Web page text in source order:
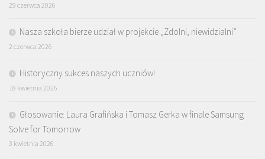
29 czerwca 2026
Nasza szkoła bierze udział w projekcie „Zdolni, niewidzialni”
2 czerwca 2026
Historyczny sukces naszych uczniów!
18 kwietnia 2026
Głosowanie: Laura Grafińska i Tomasz Gerka w finale Samsung
Solve for Tomorrow
3 kwietnia 2026